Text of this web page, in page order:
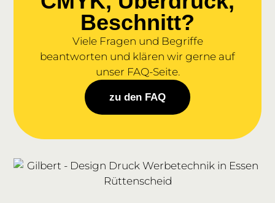
Beschnitt?
Viele Fragen und Begriffe
beantworten und klären wir gerne auf
unser FAQ-Seite.
zu den FAQ